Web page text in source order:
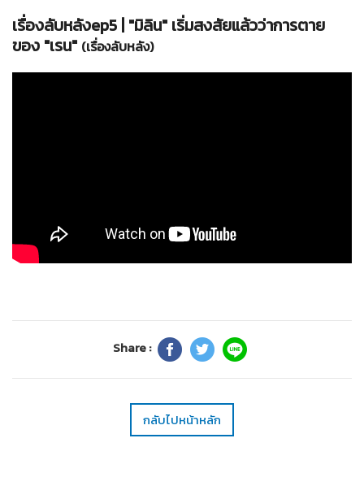
เรื่องลับหลังep5 | "มิลิน" เริ่มสงสัยแล้วว่าการตาย
ของ "เรน" (เรื่องลับหลัง)
Share :
กลับไปหน้าหลัก